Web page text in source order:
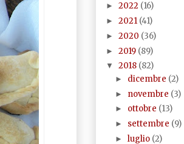
► 2022 (16)
► 2021 (41)
► 2020 (36)
► 2019 (89)
▼ 2018 (82)
► dicembre (2)
► novembre (3)
► ottobre (13)
► settembre (9)
► luglio (2)